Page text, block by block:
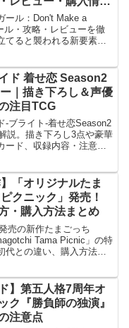
ール：Don't Make a
ル・攻略・レビューを徹
てると襲われる新要素や
ド 着せ恋 Season2
｜描き下ろし＆声優
注目TCG
-ブライト-着せ恋Season2
説。描き下ろし3点や豪華
ード、収録内容・注意点
】「オリジナルたま
クニック」発売！
・購入方法まとめ
売の新作たまごっち
Tama Picnic」の特
代との違い、購入方法を
】第五人格7周年オ
ク『勝負師の独演』
注意点